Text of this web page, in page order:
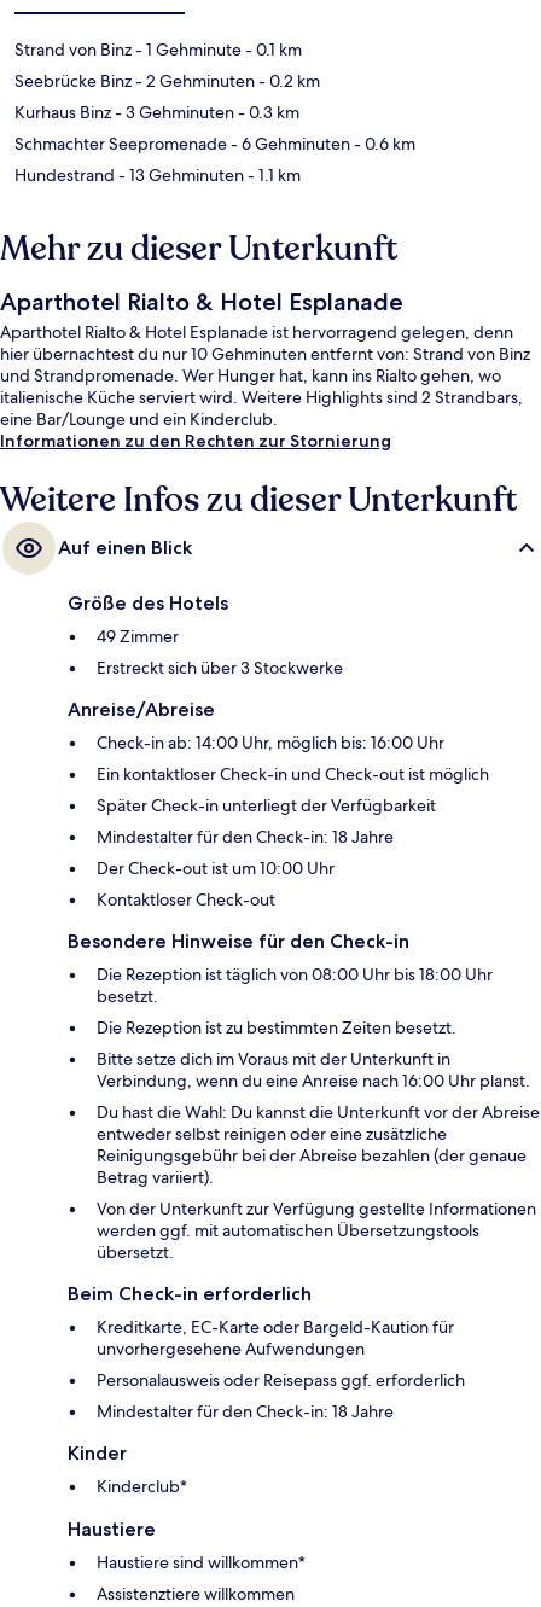
Strand von Binz- 1 Gehminute- 0.1 km
Seebrücke Binz- 2 Gehminuten- 0.2 km
Kurhaus Binz- 3 Gehminuten- 0.3 km
Schmachter Seepromenade- 6 Gehminuten- 0.6 km
Hundestrand - 13 Gehminuten- 1.1 km
Mehr zu dieser Unterkunft
Aparthotel Rialto & Hotel Esplanade
Aparthotel Rialto & Hotel Esplanade ist hervorragend gelegen, denn
hier übernachtest du nur 10 Gehminuten entfernt von: Strand von Binz
und Strandpromenade. Wer Hunger hat, kann ins Rialto gehen, wo
italienische Küche serviert wird. Weitere Highlights sind 2 Strandbars,
eine Bar/Lounge und ein Kinderclub.
Informationen zu den Rechten zur Stornierung
Weitere Infos zu dieser Unterkunft
Auf einen Blick
Größe des Hotels
49 Zimmer
Erstreckt sich über 3 Stockwerke
Anreise/Abreise
Check-in ab: 14:00 Uhr, möglich bis: 16:00 Uhr
Ein kontaktloser Check-in und Check-out ist möglich
Später Check-in unterliegt der Verfügbarkeit
Mindestalter für den Check-in: 18 Jahre
Der Check-out ist um 10:00 Uhr
Kontaktloser Check-out
Besondere Hinweise für den Check-in
Die Rezeption ist täglich von 08:00 Uhr bis 18:00 Uhr
besetzt.
Die Rezeption ist zu bestimmten Zeiten besetzt.
Bitte setze dich im Voraus mit der Unterkunft in
Verbindung, wenn du eine Anreise nach 16:00 Uhr planst.
Du hast die Wahl: Du kannst die Unterkunft vor der Abreise
entweder selbst reinigen oder eine zusätzliche
Reinigungsgebühr bei der Abreise bezahlen (der genaue
Betrag variiert).
Von der Unterkunft zur Verfügung gestellte Informationen
werden ggf. mit automatischen Übersetzungstools
übersetzt.
Beim Check-in erforderlich
Kreditkarte, EC-Karte oder Bargeld-Kaution für
unvorhergesehene Aufwendungen
Personalausweis oder Reisepass ggf. erforderlich
Mindestalter für den Check-in: 18 Jahre
Kinder
Kinderclub*
Haustiere
Haustiere sind willkommen*
Assistenztiere willkommen